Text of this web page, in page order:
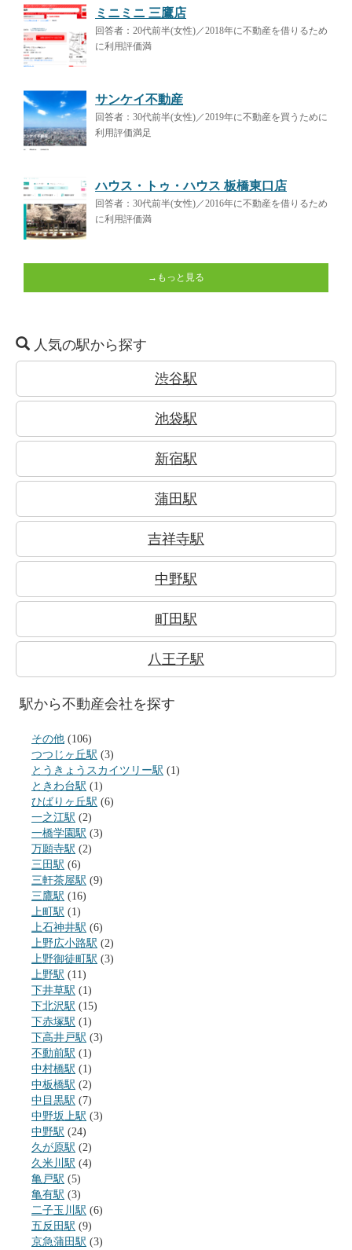
ミニミニ 三鷹店
回答者：20代前半(女性)／2018年に不動産を借りるため
に利用評価満
サンケイ不動産
回答者：30代前半(女性)／2019年に不動産を買うために
利用評価満足
ハウス・トゥ・ハウス 板橋東口店
回答者：30代前半(女性)／2016年に不動産を借りるため
に利用評価満
→もっと見る
人気の駅から探す
渋谷駅
池袋駅
新宿駅
蒲田駅
吉祥寺駅
中野駅
町田駅
八王子駅
駅から不動産会社を探す
その他 (106)
つつじヶ丘駅 (3)
とうきょうスカイツリー駅 (1)
ときわ台駅 (1)
ひばりヶ丘駅 (6)
一之江駅 (2)
一橋学園駅 (3)
万願寺駅 (2)
三田駅 (6)
三軒茶屋駅 (9)
三鷹駅 (16)
上町駅 (1)
上石神井駅 (6)
上野広小路駅 (2)
上野御徒町駅 (3)
上野駅 (11)
下井草駅 (1)
下北沢駅 (15)
下赤塚駅 (1)
下高井戸駅 (3)
不動前駅 (1)
中村橋駅 (1)
中板橋駅 (2)
中目黒駅 (7)
中野坂上駅 (3)
中野駅 (24)
久が原駅 (2)
久米川駅 (4)
亀戸駅 (5)
亀有駅 (3)
二子玉川駅 (6)
五反田駅 (9)
京急蒲田駅 (3)